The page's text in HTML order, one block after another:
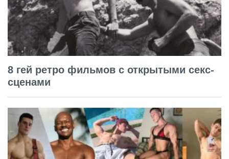
8 гей ретро фильмов с открытыми секс-
сценами